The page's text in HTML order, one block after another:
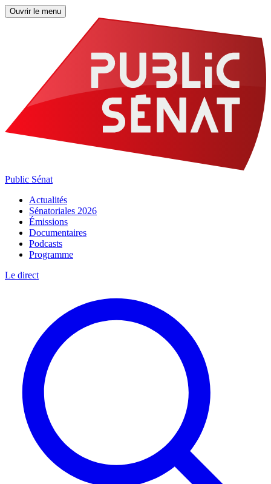
Ouvrir le menu
Public Sénat
Actualités
Sénatoriales 2026
Émissions
Documentaires
Podcasts
Programme
Le direct